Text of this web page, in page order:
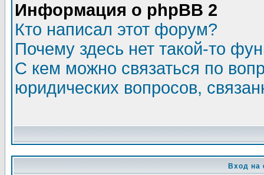
Информация о phpBB 2
Кто написал этот форум?
Почему здесь нет такой-то
С кем можно связаться по
юридических вопросов,
Вход на